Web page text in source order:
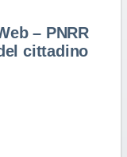
– PNRR
cittadino